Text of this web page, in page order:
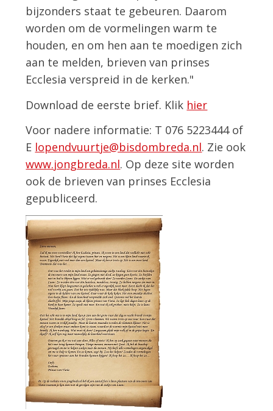
bijzonders staat te gebeuren. Daarom
worden om de vormelingen warm te
houden, en om hen aan te moedigen zich
aan te melden, brieven van prinses
Ecclesia verspreid in de kerken."
Download de eerste brief. Klik hier
Voor nadere informatie: T 076 5223444 of
E lopendvuurtje@bisdombreda.nl. Zie ook
www.jongbreda.nl. Op deze site worden
ook de brieven van prinses Ecclesia
gepubliceerd.